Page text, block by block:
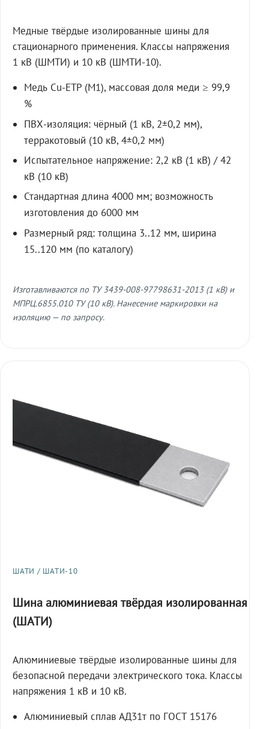
Медные твёрдые изолированные шины для
стационарного применения. Классы напряжения
1 кВ (ШМТИ) и 10 кВ (ШМТИ-10).
Медь Cu-ETP (M1), массовая доля меди ≥ 99,9
%
ПВХ-изоляция: чёрный (1 кВ, 2±0,2 мм),
терракотовый (10 кВ, 4±0,2 мм)
Испытательное напряжение: 2,2 кВ (1 кВ) / 42
кВ (10 кВ)
Стандартная длина 4000 мм; возможность
изготовления до 6000 мм
Размерный ряд: толщина 3..12 мм, ширина
15..120 мм (по каталогу)
Изготавливаются по ТУ 3439-008-97798631-2013 (1 кВ) и
МПРЦ.6855.010 ТУ (10 кВ). Нанесение маркировки на
изоляцию — по запросу.
ШАТИ / ШАТИ-10
Шина алюминиевая твёрдая изолированная
(ШАТИ)
Алюминиевые твёрдые изолированные шины для
безопасной передачи электрического тока. Классы
напряжения 1 кВ и 10 кВ.
Алюминиевый сплав АД31т по ГОСТ 15176